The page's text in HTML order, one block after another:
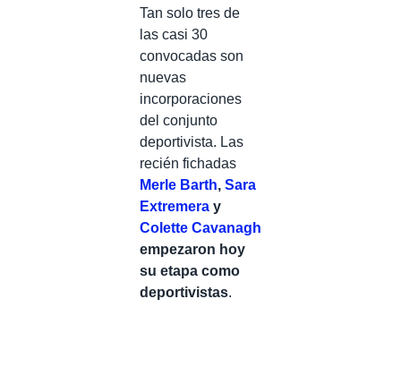
Tan solo tres de
las casi 30
convocadas son
nuevas
incorporaciones
del conjunto
deportivista. Las
recién fichadas
Merle Barth, Sara
Extremera y
Colette Cavanagh
empezaron hoy
su etapa como
deportivistas.